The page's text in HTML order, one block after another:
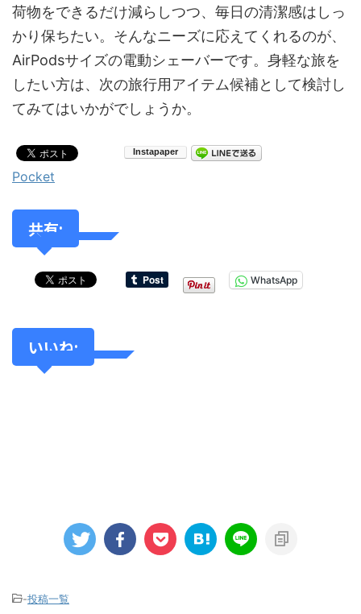
荷物をできるだけ減らしつつ、毎日の清潔感はしっ
かり保ちたい。そんなニーズに応えてくれるのが、
AirPodsサイズの電動シェーバーです。身軽な旅を
したい方は、次の旅行用アイテム候補として検討し
てみてはいかがでしょうか。
Pocket
共有:
WhatsApp
いいね:
-投稿一覧